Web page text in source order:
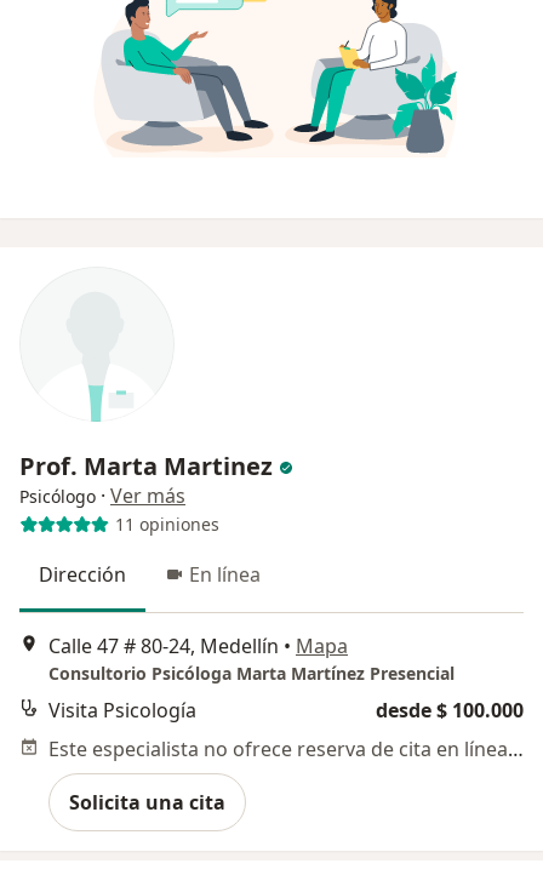
Prof. Marta Martinez
Psicólogo · Ver más
11 opiniones
Dirección En línea
Calle 47 # 80-24, Medellín • Mapa
Consultorio Psicóloga Marta Martínez Presencial
Visita Psicología
desde $ 100.000
Este especialista no ofrece reserva de cita en línea en esta dirección.
Solicita una cita